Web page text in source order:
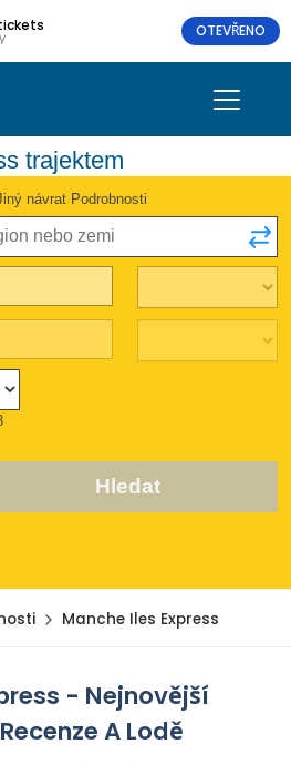
OTEVŘENO
trajektem
návrat Podrobnosti
Hledat
Manche Iles Express
- Nejnovější
A Lodě